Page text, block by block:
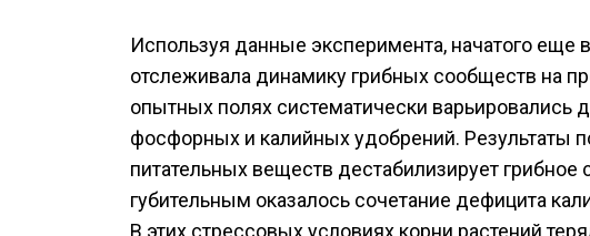
Используя данные эксперимента, начатого еще
отслеживала динамику грибных сообществ на
опытных полях систематически варьировались
фосфорных и калийных удобрений. Результаты
питательных веществ дестабилизирует
губительным оказалось сочетание дефицита
В этих стрессовых условиях корни растений